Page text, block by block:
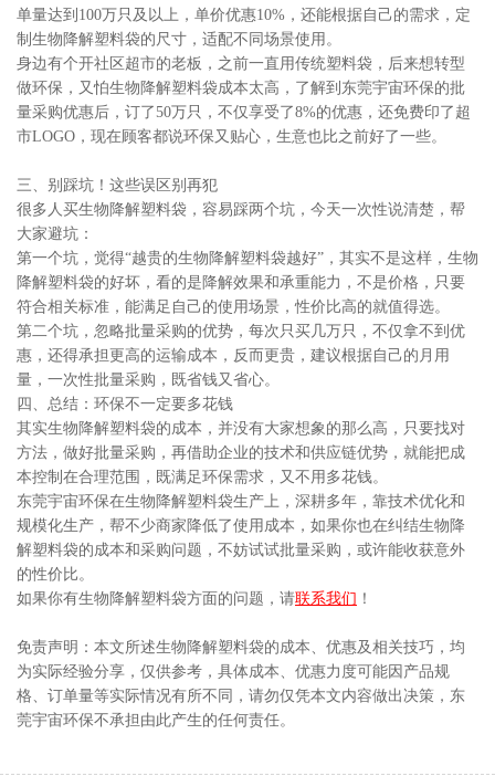
单量达到100万只及以上，单价优惠10%，还能根据自己的需求，定
制生物降解塑料袋的尺寸，适配不同场景使用。
身边有个开社区超市的老板，之前一直用传统塑料袋，后来想转型
做环保，又怕生物降解塑料袋成本太高，了解到东莞宇宙环保的批
量采购优惠后，订了50万只，不仅享受了8%的优惠，还免费印了超
市LOGO，现在顾客都说环保又贴心，生意也比之前好了一些。
三、别踩坑！这些误区别再犯
很多人买生物降解塑料袋，容易踩两个坑，今天一次性说清楚，帮
大家避坑：
第一个坑，觉得“越贵的生物降解塑料袋越好”，其实不是这样，生物
降解塑料袋的好坏，看的是降解效果和承重能力，不是价格，只要
符合相关标准，能满足自己的使用场景，性价比高的就值得选。
第二个坑，忽略批量采购的优势，每次只买几万只，不仅拿不到优
惠，还得承担更高的运输成本，反而更贵，建议根据自己的月用
量，一次性批量采购，既省钱又省心。
四、总结：环保不一定要多花钱
其实生物降解塑料袋的成本，并没有大家想象的那么高，只要找对
方法，做好批量采购，再借助企业的技术和供应链优势，就能把成
本控制在合理范围，既满足环保需求，又不用多花钱。
东莞宇宙环保在生物降解塑料袋生产上，深耕多年，靠技术优化和
规模化生产，帮不少商家降低了使用成本，如果你也在纠结生物降
解塑料袋的成本和采购问题，不妨试试批量采购，或许能收获意外
的性价比。
如果你有生物降解塑料袋方面的问题，请联系我们 ！
免责声明：本文所述生物降解塑料袋的成本、优惠及相关技巧，均
为实际经验分享，仅供参考，具体成本、优惠力度可能因产品规
格、订单量等实际情况有所不同，请勿仅凭本文内容做出决策，东
莞宇宙环保不承担由此产生的任何责任。